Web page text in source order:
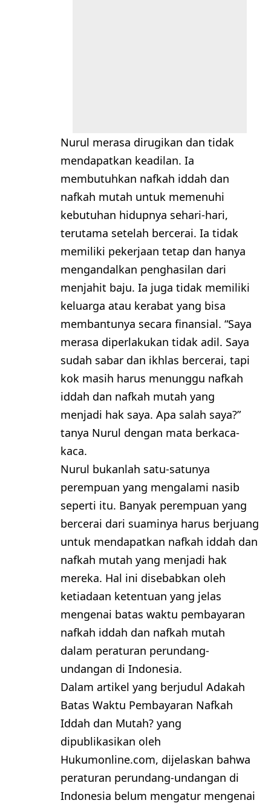
Nurul merasa dirugikan dan tidak
mendapatkan keadilan. Ia
membutuhkan nafkah iddah dan
nafkah mutah untuk memenuhi
kebutuhan hidupnya sehari-hari,
terutama setelah bercerai. Ia tidak
memiliki pekerjaan tetap dan hanya
mengandalkan penghasilan dari
menjahit baju. Ia juga tidak memiliki
keluarga atau kerabat yang bisa
membantunya secara finansial. “Saya
merasa diperlakukan tidak adil. Saya
sudah sabar dan ikhlas bercerai, tapi
kok masih harus menunggu nafkah
iddah dan nafkah mutah yang
menjadi hak saya. Apa salah saya?”
tanya Nurul dengan mata berkaca-
kaca.
Nurul bukanlah satu-satunya
perempuan yang mengalami nasib
seperti itu. Banyak perempuan yang
bercerai dari suaminya harus berjuang
untuk mendapatkan nafkah iddah dan
nafkah mutah yang menjadi hak
mereka. Hal ini disebabkan oleh
ketiadaan ketentuan yang jelas
mengenai batas waktu pembayaran
nafkah iddah dan nafkah mutah
dalam peraturan perundang-
undangan di Indonesia.
Dalam artikel yang berjudul Adakah
Batas Waktu Pembayaran Nafkah
Iddah dan Mutah? yang
dipublikasikan oleh
Hukumonline.com, dijelaskan bahwa
peraturan perundang-undangan di
Indonesia belum mengatur mengenai